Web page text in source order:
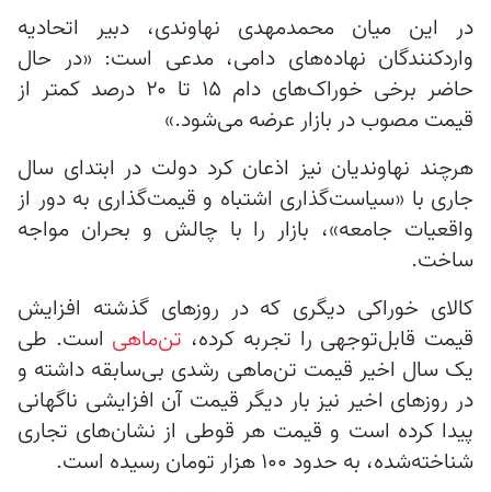
در این میان محمدمهدی نهاوندی، دبیر اتحادیه
واردکنندگان نهاده‌های دامی، مدعی است: «در حال
حاضر برخی خوراک‌های دام ۱۵ تا ۲۰ درصد کمتر از
قیمت مصوب در بازار عرضه می‌شود.»
هرچند نهاوندیان نیز اذعان کرد دولت در ابتدای سال
جاری با «سیاست‌گذاری اشتباه و قیمت‌گذاری به دور از
واقعیات جامعه»، بازار را با چالش و بحران مواجه
ساخت.
کالای خوراکی دیگری که در روزهای گذشته افزایش
قیمت قابل‌توجهی را تجربه کرده، تن‌ماهی است. طی
یک سال اخیر قیمت تن‌ماهی رشدی بی‌سابقه داشته و
در روزهای اخیر نیز بار دیگر قیمت آن افزایشی ناگهانی
پیدا کرده است و قیمت هر قوطی از نشان‌های تجاری
شناخته‌شده، به حدود ۱۰۰ هزار تومان رسیده است.